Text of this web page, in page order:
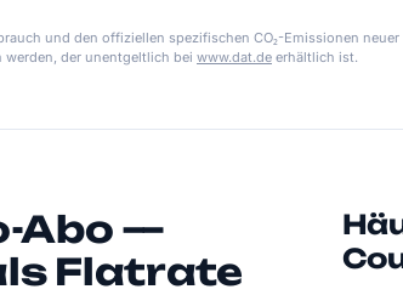
und den offiziellen spezifischen CO₂-Emissionen
werden, der unentgeltlich bei www.dat.de erhältlich ist.
Abo —
Flatrate